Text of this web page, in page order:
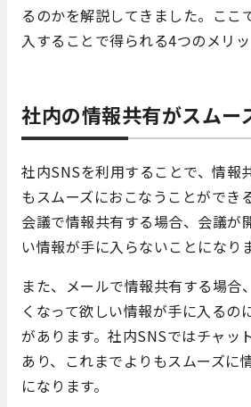
るのかを解説してきました。ここ
入することで得られる4つのメリッ
社内の情報共有がスムー
社内SNSを利用することで、情報
もスムーズにおこなうことができ
会議で情報共有する場合、会議が
い情報が手に入らないことになり
また、メールで情報共有する場合
くなって欲しい情報が手に入るの
があります。社内SNSではチャッ
あり、これまでよりもスムーズに
になります。